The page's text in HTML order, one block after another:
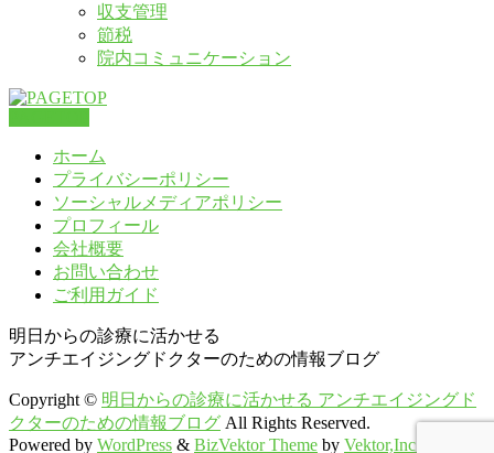
収支管理
節税
院内コミュニケーション
ホーム
プライバシーポリシー
ソーシャルメディアポリシー
プロフィール
会社概要
お問い合わせ
ご利用ガイド
明日からの診療に活かせる
アンチエイジングドクターのための情報ブログ
Copyright © 明日からの診療に活かせる アンチエイジングド
クターのための情報ブログ All Rights Reserved.
Powered by WordPress & BizVektor Theme by Vektor,Inc.